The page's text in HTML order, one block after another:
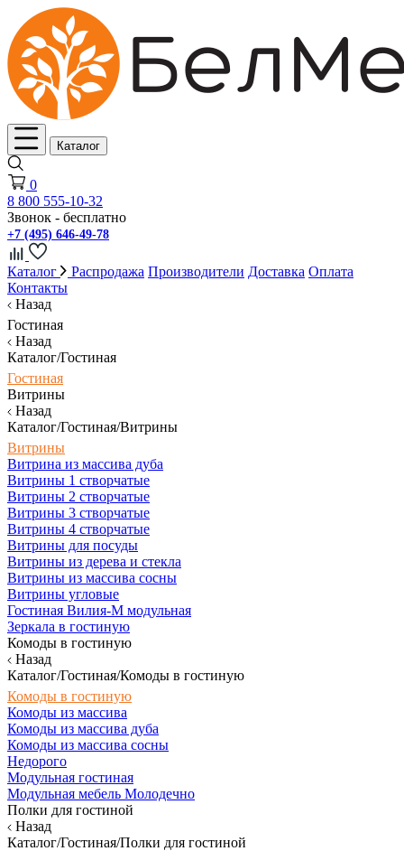
Каталог
0
8 800 555-10-32
Звонок - бесплатно
+7 (495) 646-49-78
Каталог Распродажа Производители Доставка Оплата
Контакты
Назад
Гостиная
Назад
Каталог/Гостиная
Гостиная
Витрины
Назад
Каталог/Гостиная/Витрины
Витрины
Витрина из массива дуба
Витрины 1 створчатые
Витрины 2 створчатые
Витрины 3 створчатые
Витрины 4 створчатые
Витрины для посуды
Витрины из дерева и стекла
Витрины из массива сосны
Витрины угловые
Гостиная Вилия-М модульная
Зеркала в гостиную
Комоды в гостиную
Назад
Каталог/Гостиная/Комоды в гостиную
Комоды в гостиную
Комоды из массива
Комоды из массива дуба
Комоды из массива сосны
Недорого
Модульная гостиная
Модульная мебель Молодечно
Полки для гостиной
Назад
Каталог/Гостиная/Полки для гостиной